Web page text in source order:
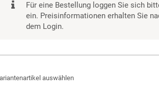
Für eine Bestellung loggen Sie sich
ein. Preisinformationen erhalten Sie
dem Login.
auswählen